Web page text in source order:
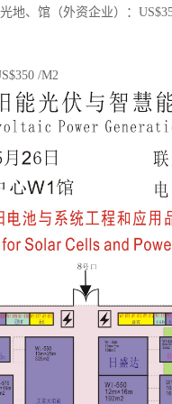
馆（外资企业）：
/M2